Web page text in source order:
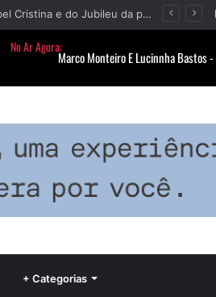
Paróquia Nossa Senhora da Piedade divulga programação da Festa da Beata Isabel Cristina e do Jubileu da padroeira
+ Categorias